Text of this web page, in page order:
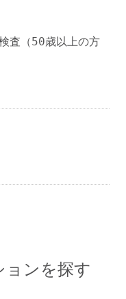
査（50歳以上の方
ョンを探す